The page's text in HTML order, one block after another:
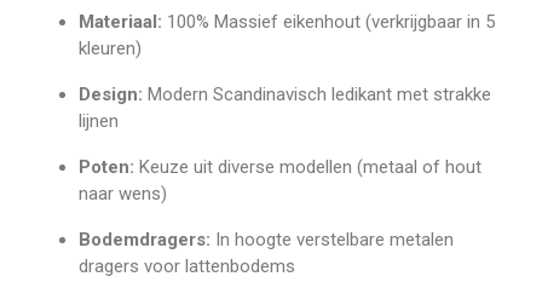
Materiaal: 100% Massief eikenhout (verkrijgbaar in 5
kleuren)
Design: Modern Scandinavisch ledikant met strakke
lijnen
Poten: Keuze uit diverse modellen (metaal of hout
naar wens)
Bodemdragers: In hoogte verstelbare metalen
dragers voor lattenbodems